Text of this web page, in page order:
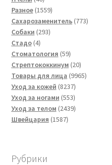
товаров
Разное 15591559
товаров
Сахарозаменитель 773773
Собаки 293293
Стадо 44
товара
Стоматология 5959
товаров
Стрептококкинум 2020
товаров
Товары для лица 99659965
Уход за кожей 82378237
товаров
Уход за ногами 553553
товара
Уход за телом 24392439
Швейцария 15871587
Рубрики